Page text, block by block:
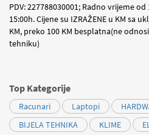
PDV: 227788030001; Radno vrijeme
15:00h. Cijene su IZRAŽENE u KM sa
KM, preko 100 KM besplatna(ne
tehniku)
Top Kategorije
Racunari Laptopi
BIJELA TEHNIKA
KLIME